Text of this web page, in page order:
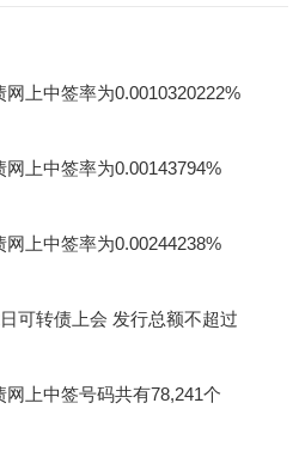
上中签率为0.0010320222%
网上中签率为0.00143794%
上中签率为0.00244238%
可转债上会 发行总额不超过
网上中签号码共有78,241个